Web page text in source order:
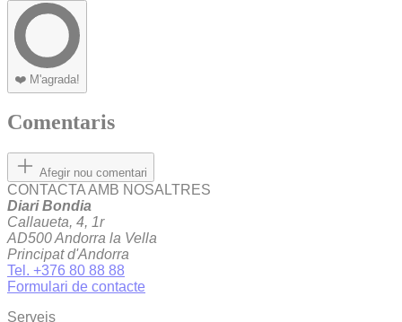
❤️ M'agrada!
Comentaris
Afegir nou comentari
CONTACTA AMB NOSALTRES
Diari Bondia
Callaueta, 4, 1r
AD500 Andorra la Vella
Principat d'Andorra
Tel. +376 80 88 88
Formulari de contacte
Serveis